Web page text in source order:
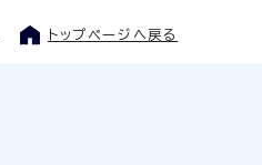
トップページへ戻る